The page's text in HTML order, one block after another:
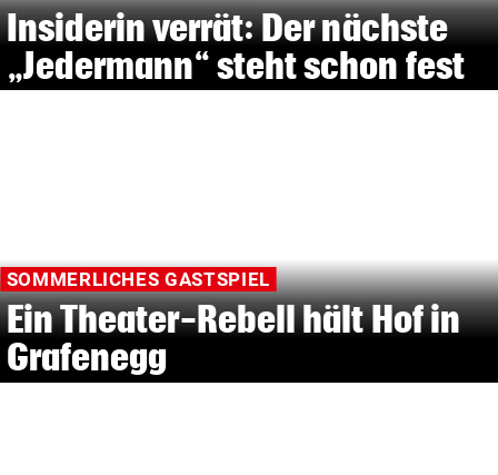
Insiderin verrät: Der nächste
„Jedermann“ steht schon fest
SOMMERLICHES GASTSPIEL
Ein Theater-Rebell hält Hof in
Grafenegg